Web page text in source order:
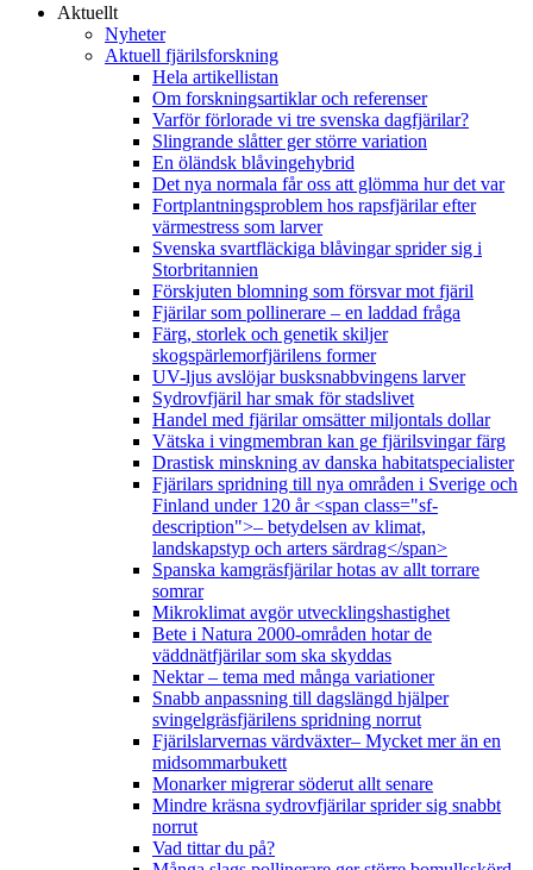
Aktuellt
Nyheter
Aktuell fjärilsforskning
Hela artikellistan
Om forskningsartiklar och referenser
Varför förlorade vi tre svenska dagfjärilar?
Slingrande slåtter ger större variation
En öländsk blåvingehybrid
Det nya normala får oss att glömma hur det var
Fortplantningsproblem hos rapsfjärilar efter
värmestress som larver
Svenska svartfläckiga blåvingar sprider sig i
Storbritannien
Förskjuten blomning som försvar mot fjäril
Fjärilar som pollinerare – en laddad fråga
Färg, storlek och genetik skiljer
skogspärlemorfjärilens former
UV-ljus avslöjar busksnabbvingens larver
Sydrovfjäril har smak för stadslivet
Handel med fjärilar omsätter miljontals dollar
Vätska i vingmembran kan ge fjärilsvingar färg
Drastisk minskning av danska habitatspecialister
Fjärilars spridning till nya områden i Sverige och
Finland under 120 år <span class="sf-
description">– betydelsen av klimat,
landskapstyp och arters särdrag</span>
Spanska kamgräsfjärilar hotas av allt torrare
somrar
Mikroklimat avgör utvecklingshastighet
Bete i Natura 2000-områden hotar de
väddnätfjärilar som ska skyddas
Nektar – tema med många variationer
Snabb anpassning till dagslängd hjälper
svingelgräsfjärilens spridning norrut
Fjärilslarvernas värdväxter– Mycket mer än en
midsommarbukett
Monarker migrerar söderut allt senare
Mindre kräsna sydrovfjärilar sprider sig snabbt
norrut
Vad tittar du på?